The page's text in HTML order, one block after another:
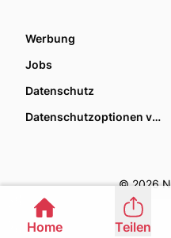
Werbung
Jobs
Datenschutz
Datenschutzoptionen verwalten
© 2026
Home Teilen